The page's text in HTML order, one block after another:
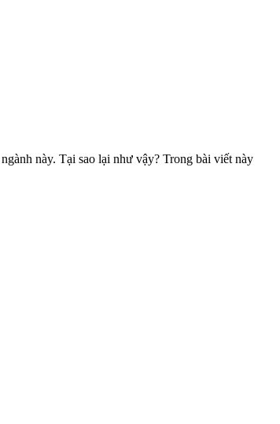
này. Tại sao lại như vậy? Trong bài viết này